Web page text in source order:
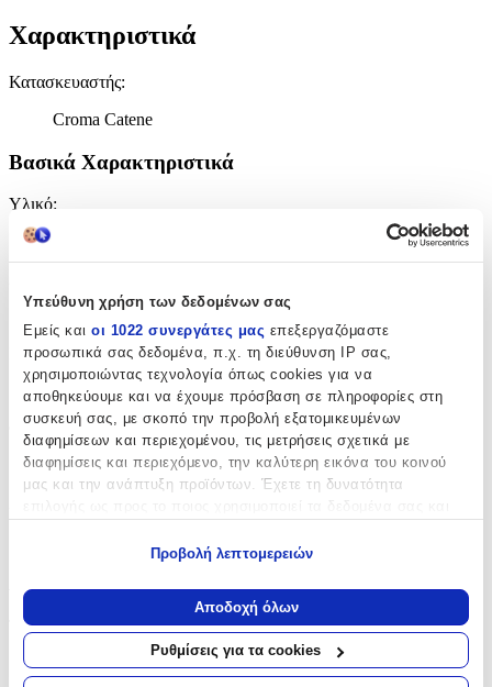
Υπεύθυνη χρήση των δεδομένων σας
Εμείς και οι 1022 συνεργάτες μας επεξεργαζόμαστε
προσωπικά σας δεδομένα, π.χ. τη διεύθυνση IP σας,
χρησιμοποιώντας τεχνολογία όπως cookies για να
αποθηκεύουμε και να έχουμε πρόσβαση σε πληροφορίες στη
συσκευή σας, με σκοπό την προβολή εξατομικευμένων
διαφημίσεων και περιεχομένου, τις μετρήσεις σχετικά με
διαφημίσεις και περιεχόμενο, την καλύτερη εικόνα του κοινού
μας και την ανάπτυξη προϊόντων. Έχετε τη δυνατότητα
Να συλλέξουμε πληροφορίες σχετικά με τη γεωγραφική
σας τοποθεσία, οι οποίες μπορεί να είναι ακριβείς σε
απόσταση μερικών μέτρων
Να αναγνωρίσουμε τη συσκευή σας σαρώνοντας ενεργά
Προβολή λεπτομερειών
Αποδοχή όλων
Ρυθμίσεις για τα cookies
Χαρακτηριστικά
Κατασκευαστής:
Croma Catene
Βασικά Χαρακτηριστικά
Υλικό:
Επιχρυσωμένη:
Όχι
Φύλο:
Unisex
Τύπος:
Λαιμού